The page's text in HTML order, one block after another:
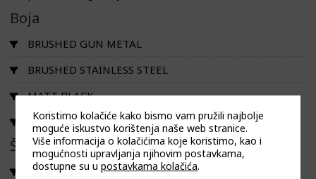
Boja
BRUSHED GUN METAL
BRUSHED STAINLESS STEEL
MATT BLACK
POLISHED STAINLESS STEEL
Širina
15
Koristimo kolačiće kako bismo vam pružili najbolje
moguće iskustvo korištenja naše web stranice.
Više informacija o kolačićima koje koristimo, kao i
mogućnosti upravljanja njihovim postavkama,
dostupne su upostavkama kolačića.